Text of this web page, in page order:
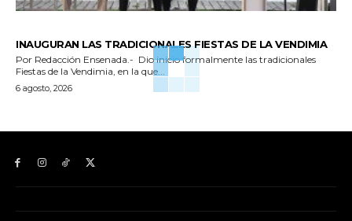
INAUGURAN LAS TRADICIONALES FIESTAS DE LA VENDIMIA
Por Redacción Ensenada.- Dio inicio formalmente las tradicionales
Fiestas de la Vendimia, en la que...
6 agosto, 2026